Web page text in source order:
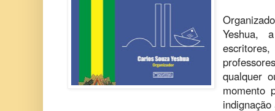
Yeshua,
qualquer
momento